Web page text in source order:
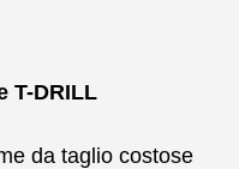
T-DRILL
da taglio costose